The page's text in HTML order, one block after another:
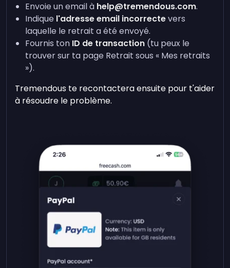
Envoie un email à help@tremendous.com.
Indique l'adresse email incorrectevers
laquelle le retrait a été envoyé.
Fournis ton ID de transaction (tu peux le
trouver sur ta page Retrait sous « Mes retraits
»).
Tremendous te recontactera ensuite pour t'aider
à résoudre le problème.